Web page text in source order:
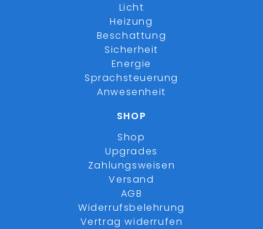
Licht
Heizung
Beschattung
Sicherheit
Energie
Sprachsteuerung
Anwesenheit
SHOP
Shop
Upgrades
Zahlungsweisen
Versand
AGB
Widerrufsbelehrung
Vertrag widerrufen